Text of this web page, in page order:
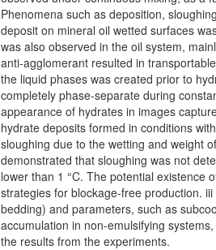
Phenomena such as deposition,
deposit on mineral oil wetted surfaces
was also observed in the oil system,
anti-agglomerant resulted in
the liquid phases was created prior to
completely phase-separate during
appearance of hydrates in images
hydrate deposits formed in conditions
sloughing due to the wetting and weight
demonstrated that sloughing was not
lower than 1 °C. The potential existence
strategies for blockage-free production.
bedding) and parameters, such as
accumulation in non-emulsifying
the results from the experiments.